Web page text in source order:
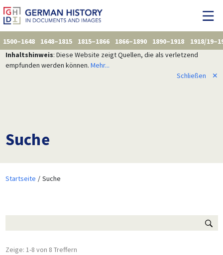
1500–1648 1648–1815 1815–1866 1866–1890 1890–1918
1918/
Inhaltshinweis: Diese Website zeigt Quellen, die als verletzend
empfunden werden können. Mehr...
Schließen
✕
Suche
Startseite Suche
Zeige: 1-8 von 8 Treffern